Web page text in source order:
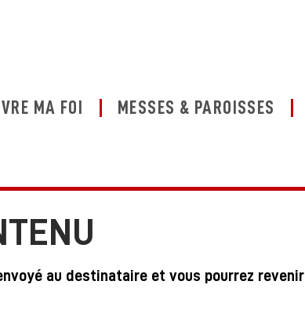
MA FOI MESSES & PAROISSES
au destinataire et vous pourrez revenir